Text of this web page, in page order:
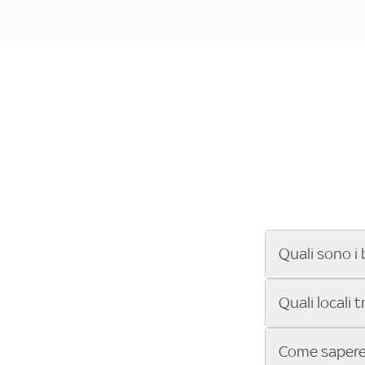
Quali sono i
Se cerchi un
ENILIVE, la
Sky Bar ti
Quali locali
Vuoi sapere
Come